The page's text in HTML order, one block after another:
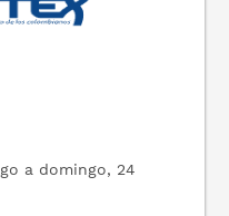
a domingo, 24